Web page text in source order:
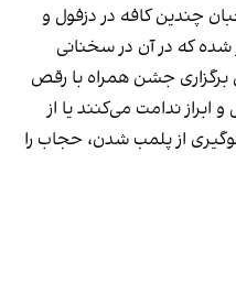
چندین کافه در دزفول و
که در آن در سخنانی
برگزاری جشن همراه با رقص
ندامت می‌کنند یا از
از پلمب شدن، حجاب را